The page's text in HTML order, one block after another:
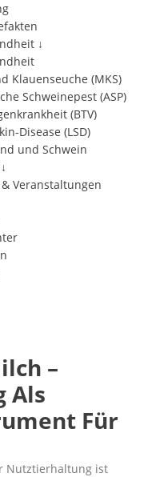
↓
Klauenseuche (MKS)
Schweinepest (ASP)
(BTV)
Disease (LSD)
und Schwein
↓
Veranstaltungen
–
Als
Für
Nutztierhaltung ist